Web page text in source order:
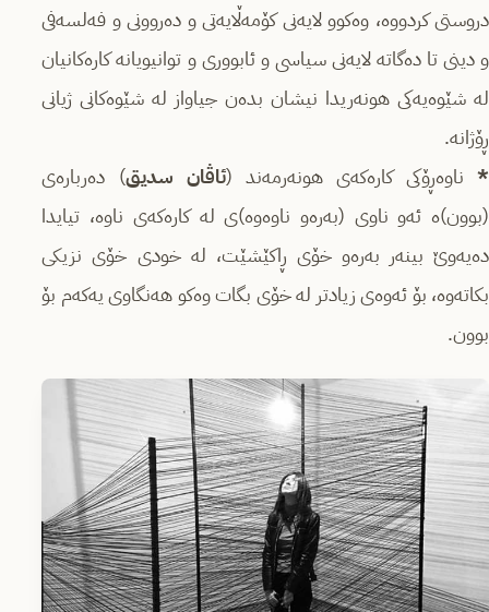
دروستی کردووە، وەکوو لایەنی کۆمەڵایەتی و دەروونی و فەلسەفی
و دینی تا دەگاتە لایەنی سیاسی و ئابووری و توانیویانە کارەکانیان
لە شێوەیەکی هونەریدا نیشان بدەن جیاواز لە شێوەکانی ژیانی
ڕۆژانە.
*ناوەڕۆکی کارەکەی هونەرمەند (ئاڤان سدیق) دەربارەی
(بوون)ە ئەو ناوی (بەرەو ناوەوە)ی لە کارەکەی ناوە، تیایدا
دەیەوێ بینەر بەرەو خۆی ڕاکێشێت، لە خودی خۆی نزیکی
بکاتەوە، بۆ ئەوەی زیادتر لە خۆی بگات وەکو هەنگاوی یەکەم بۆ
بوون.